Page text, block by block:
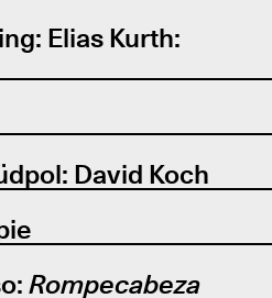
Elias Kurth:
David Koch
Rompecabeza